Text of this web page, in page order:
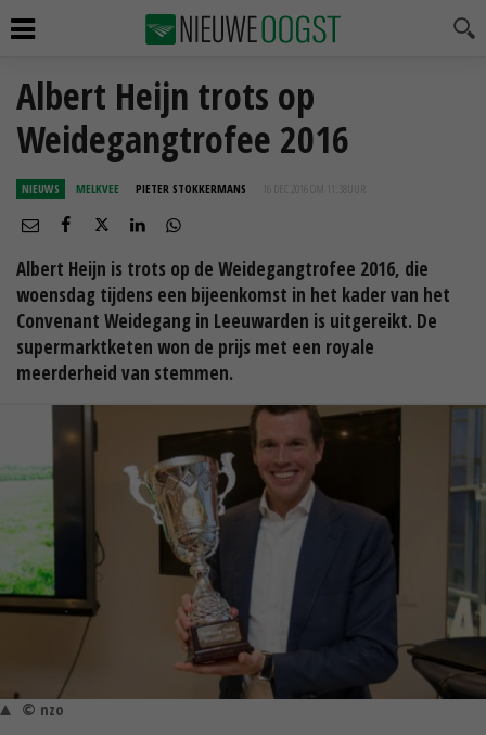
Albert Heijn trots op
Weidegangtrofee 2016
NIEUWS MELKVEE PIETER STOKKERMANS 16 DEC 2016 OM 11:38
Albert Heijn is trots op de Weidegangtrofee 2016, die
woensdag tijdens een bijeenkomst in het kader van het
Convenant Weidegang in Leeuwarden is uitgereikt. De
supermarktketen won de prijs met een royale
meerderheid van stemmen.
© nzo